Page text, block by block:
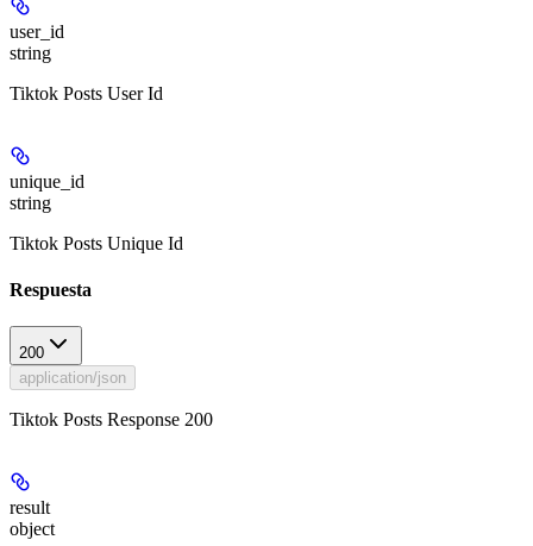
user_id
string
Tiktok Posts User Id
unique_id
string
Tiktok Posts Unique Id
Respuesta
200
application/json
Tiktok Posts Response 200
result
object